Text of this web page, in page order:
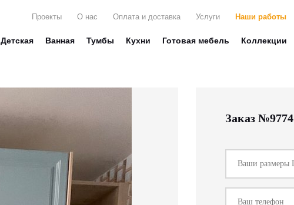
Проекты О нас Оплата и доставка Услуги Наши работы
Детская Ванная Тумбы Кухни Готовая мебель Коллекции
Заказ №9774